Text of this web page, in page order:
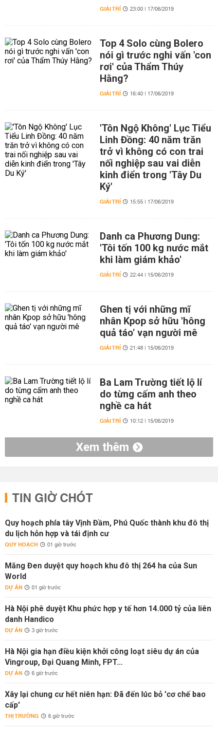
GIẢI TRÍ 23:00 | 17/06/2019
Top 4 Solo cùng Bolero
nói gì trước nghi vấn 'con
rơi' của Thẩm Thúy
Hằng?
GIẢI TRÍ 16:40 | 17/06/2019
'Tôn Ngộ Không' Lục Tiểu
Linh Đồng: 40 năm trăn
trở vì không có con trai
nối nghiệp sau vai diễn
kinh điển trong 'Tây Du
Ký'
GIẢI TRÍ 15:55 | 17/06/2019
Danh ca Phương Dung:
'Tôi tốn 100 kg nước mắt
khi làm giám khảo'
GIẢI TRÍ 22:44 | 15/06/2019
Ghen tị với những mĩ
nhân Kpop sở hữu 'hông
quả táo' vạn người mê
GIẢI TRÍ 21:48 | 15/06/2019
Ba Lam Trường tiết lộ lí
do từng cấm anh theo
nghề ca hát
GIẢI TRÍ 10:12 | 15/06/2019
Xem thêm
TIN GIỜ CHÓT
Quy hoạch phía tây Vịnh Đầm, Phú Quốc thành khu đô thị
du lịch hỗn hợp và tái định cư
QUY HOẠCH 01 giờ trước
Măng Đen duyệt quy hoạch khu đô thị 264 ha của Sun
World
DỰ ÁN 01 giờ trước
Hà Nội phê duyệt Khu phức hợp y tế hơn 14.000 tỷ của liên
danh Handico
DỰ ÁN 3 giờ trước
Hà Nội gia hạn điều kiện khởi công loạt siêu dự án của
Vingroup, Đại Quang Minh, FPT...
DỰ ÁN 6 giờ trước
Xây lại chung cư hết niên hạn: Đã đến lúc bỏ 'cơ chế bao
cấp'
THỊ TRƯỜNG 6 giờ trước